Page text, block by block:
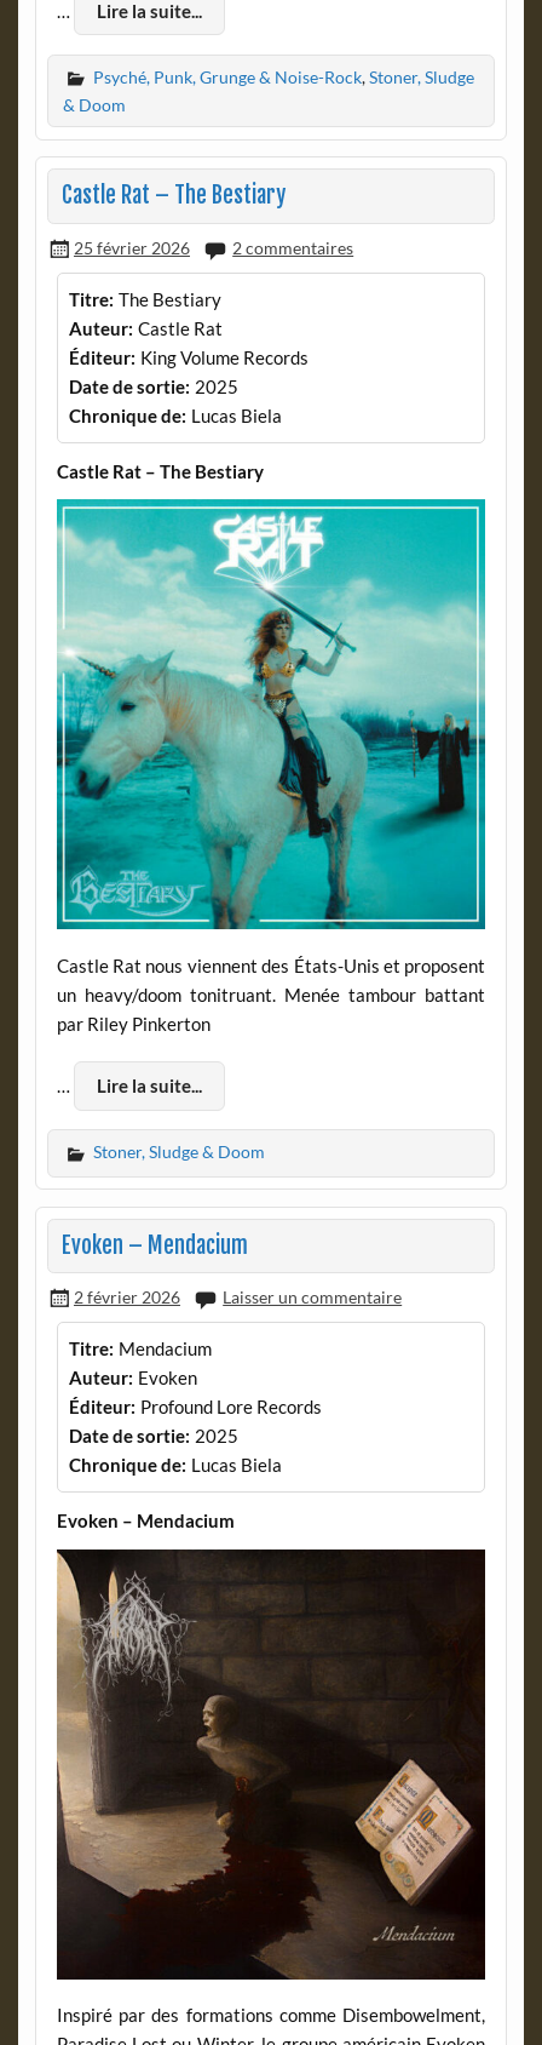
… Lire la suite...
Psyché, Punk, Grunge & Noise-Rock,Stoner, Sludge
& Doom
Castle Rat – The Bestiary
25 février 2026 2 commentaires
Titre: The Bestiary
Auteur: Castle Rat
Éditeur: King Volume Records
Date de sortie: 2025
Chronique de: Lucas Biela
Castle Rat – The Bestiary
Castle Rat nous viennent des États-Unis et proposent
un heavy/doom tonitruant. Menée tambour battant
par Riley Pinkerton
… Lire la suite...
Stoner, Sludge & Doom
Evoken – Mendacium
2 février 2026 Laisser un commentaire
Titre: Mendacium
Auteur: Evoken
Éditeur: Profound Lore Records
Date de sortie: 2025
Chronique de: Lucas Biela
Evoken – Mendacium
Inspiré par des formations comme Disembowelment,